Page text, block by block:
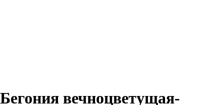
Бегония вечноцветущая-